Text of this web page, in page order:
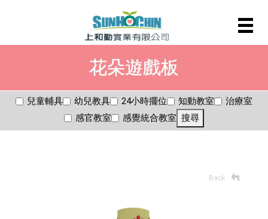
花朵遊戲板
兒童輔具 幼兒教具 24小時擺位 知動教室
治療室
感官教室
感覺統合教室 搜尋